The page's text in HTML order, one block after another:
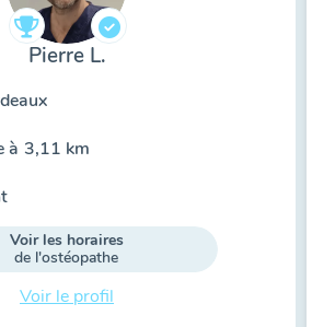
Pierre L.
à 3,11 km
Voir les horaires
de l'ostéopathe
Voir le profil